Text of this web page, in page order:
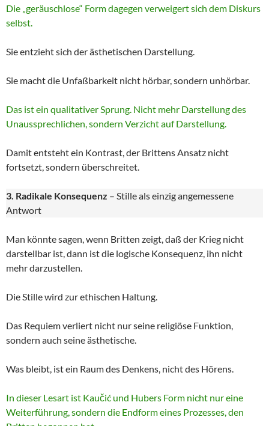
Die „geräuschlose“ Form dagegen verweigert sich dem Diskurs
selbst.
Sie entzieht sich der ästhetischen Darstellung.
Sie macht die Unfaßbarkeit nicht hörbar, sondern unhörbar.
Das ist ein qualitativer Sprung. Nicht mehr Darstellung des
Unaussprechlichen, sondern Verzicht auf Darstellung.
Damit entsteht ein Kontrast, der Brittens Ansatz nicht
fortsetzt, sondern überschreitet.
3. Radikale Konsequenz – Stille als einzig angemessene
Antwort
Man könnte sagen, wenn Britten zeigt, daß der Krieg nicht
darstellbar ist, dann ist die logische Konsequenz, ihn nicht
mehr darzustellen.
Die Stille wird zur ethischen Haltung.
Das Requiem verliert nicht nur seine religiöse Funktion,
sondern auch seine ästhetische.
Was bleibt, ist ein Raum des Denkens, nicht des Hörens.
In dieser Lesart ist Kaučić und Hubers Form nicht nur eine
Weiterführung, sondern die Endform eines Prozesses, den